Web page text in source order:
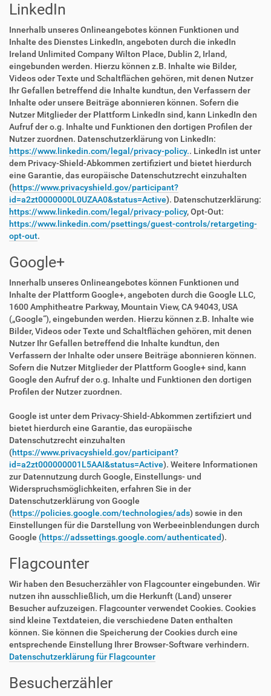
LinkedIn
Innerhalb unseres Onlineangebotes können Funktionen und
Inhalte des Dienstes LinkedIn, angeboten durch die inkedIn
Ireland Unlimited Company Wilton Place, Dublin 2, Irland,
eingebunden werden. Hierzu können z.B. Inhalte wie Bilder,
Videos oder Texte und Schaltflächen gehören, mit denen Nutzer
Ihr Gefallen betreffend die Inhalte kundtun, den Verfassern der
Inhalte oder unsere Beiträge abonnieren können. Sofern die
Nutzer Mitglieder der Plattform LinkedIn sind, kann LinkedIn den
Aufruf der o.g. Inhalte und Funktionen den dortigen Profilen der
Nutzer zuordnen. Datenschutzerklärung von LinkedIn:
https://www.linkedin.com/legal/privacy-policy.. LinkedIn ist unter
dem Privacy-Shield-Abkommen zertifiziert und bietet hierdurch
eine Garantie, das europäische Datenschutzrecht einzuhalten
(https://www.privacyshield.gov/participant?
id=a2zt0000000L0UZAA0&status=Active). Datenschutzerklärung:
https://www.linkedin.com/legal/privacy-policy, Opt-Out:
https://www.linkedin.com/psettings/guest-controls/retargeting-
opt-out.
Google+
Innerhalb unseres Onlineangebotes können Funktionen und
Inhalte der Plattform Google+, angeboten durch die Google LLC,
1600 Amphitheatre Parkway, Mountain View, CA 94043, USA
(„Google“), eingebunden werden. Hierzu können z.B. Inhalte wie
Bilder, Videos oder Texte und Schaltflächen gehören, mit denen
Nutzer Ihr Gefallen betreffend die Inhalte kundtun, den
Verfassern der Inhalte oder unsere Beiträge abonnieren können.
Sofern die Nutzer Mitglieder der Plattform Google+ sind, kann
Google den Aufruf der o.g. Inhalte und Funktionen den dortigen
Profilen der Nutzer zuordnen.
Google ist unter dem Privacy-Shield-Abkommen zertifiziert und
bietet hierdurch eine Garantie, das europäische
Datenschutzrecht einzuhalten
(https://www.privacyshield.gov/participant?
id=a2zt000000001L5AAI&status=Active). Weitere Informationen
zur Datennutzung durch Google, Einstellungs- und
Widerspruchsmöglichkeiten, erfahren Sie in der
Datenschutzerklärung von Google
(https://policies.google.com/technologies/ads) sowie in den
Einstellungen für die Darstellung von Werbeeinblendungen durch
Google (https://adssettings.google.com/authenticated).
Flagcounter
Wir haben den Besucherzähler von Flagcounter eingebunden. Wir
nutzen ihn ausschließlich, um die Herkunft (Land) unserer
Besucher aufzuzeigen. Flagcounter verwendet Cookies. Cookies
sind kleine Textdateien, die verschiedene Daten enthalten
können. Sie können die Speicherung der Cookies durch eine
entsprechende Einstellung Ihrer Browser-Software verhindern.
Datenschutzerklärung für Flagcounter
Besucherzähler